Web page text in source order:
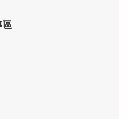
區